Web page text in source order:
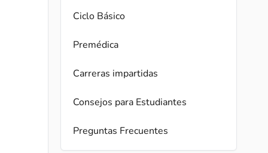
Ciclo Básico
Premédica
Carreras impartidas
Consejos para Estudiantes
Preguntas Frecuentes